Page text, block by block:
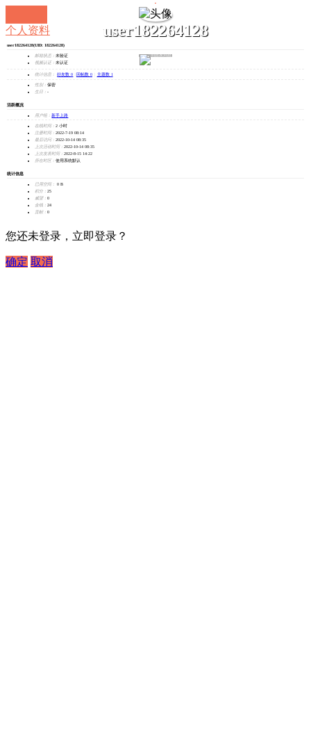
user182264128
发消息
个人资料
user182264128(UID: 182264128)
邮箱状态： 未验证
视频认证： 未认证
统计信息： 好友数 0 回帖数 0 主题数 1
性别： 保密
生日： -
活跃概况
用户组： 新手上路
在线时间： 2 小时
注册时间： 2022-7-19 08:14
最后访问： 2022-10-14 08:35
上次活动时间： 2022-10-14 08:35
上次发表时间： 2022-8-15 14:22
所在时区： 使用系统默认
统计信息
已用空间：
0 B
积分： 25
威望： 0
金钱： 24
贡献： 0
您还未登录，立即登录？
确定 取消